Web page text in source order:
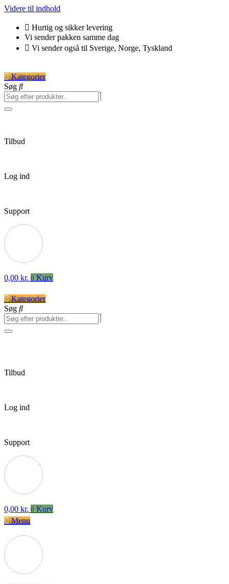
Videre til indhold
Hurtig og sikker levering
Vi sender pakken samme dag
Vi sender også til Sverige, Norge, Tyskland
Kategorier
Søg
Tilbud
Log ind
Support
0,00 kr. 0 Kurv
Kategorier
Søg
Tilbud
Log ind
Support
0,00 kr. 0 Kurv
Menu